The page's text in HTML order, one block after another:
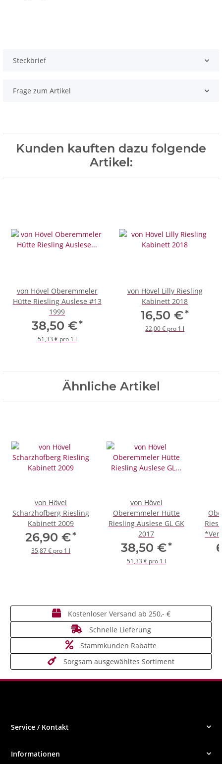
Steckbrief
Frage zum Artikel
Kunden kauften dazu folgende
Artikel:
von Hövel Oberemmeler
Hütte Riesling Auslese #13
1999
38,50 €*
51,33 € pro 1 l
von Hövel Lilly Riesling
Kabinett 2018
16,50 €*
22,00 € pro 1 l
Ähnliche Artikel
von Hövel
Scharzhofberg Riesling
Kabinett 2009
26,90 €*
35,87 € pro 1 l
von Hövel
Oberemmeler Hütte
Riesling Auslese GL GK
2017
38,50 €*
51,33 € pro 1 l
Kostenloser Versand ab 250,- €
Schnelle Lieferung
Stammkunden Rabatte
Sorgsam ausgewähltes Sortiment
Service / Kontakt
Informationen